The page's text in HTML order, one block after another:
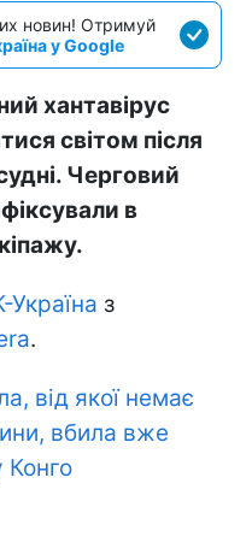
новин! Отримуй
у Google
хантавірус
світом після
Черговий
в
Україна з
.
від якої немає
вбила вже